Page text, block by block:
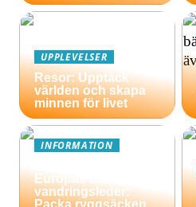
UPPLEVELSER
Resor: Upptäck
världen och skapa
minnen för livet
INFORMATION
Europas bästa
vandringsleder: